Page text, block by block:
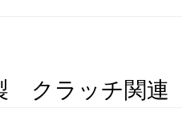
クラッチ関連